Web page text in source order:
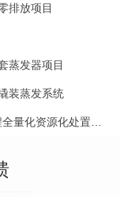
排放项目
蒸发器项目
装蒸发系统
处置项目建成投运产水